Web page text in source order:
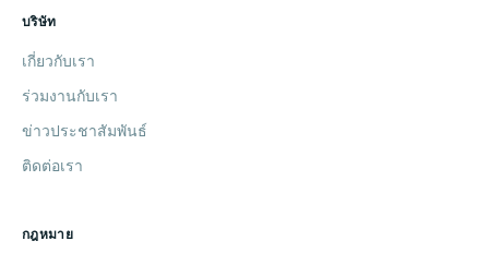
บริษัท
เกี่ยวกับเรา
ร่วมงานกับเรา
ข่าวประชาสัมพันธ์
ติดต่อเรา
กฎหมาย